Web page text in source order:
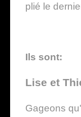
plié le
Ils sont:
Lise et
Gageons